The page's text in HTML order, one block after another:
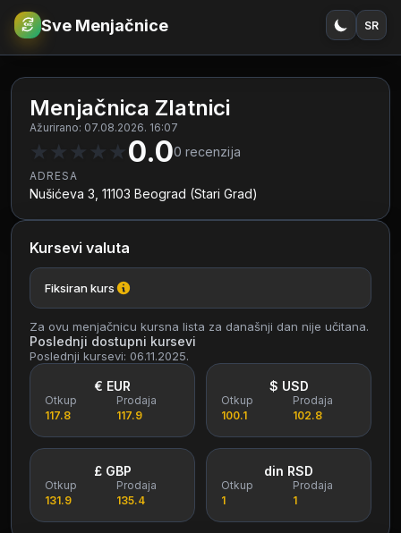
€RSD Sve Menjačnice SR
Menjačnica Zlatnici
Ažurirano: 07.08.2026. 16:07
★ ★ ★ ★ ★0.00 recenzija
ADRESA
Nušićeva 3, 11103 Beograd (Stari Grad)
Kursevi valuta
Fiksiran kurs
Za ovu menjačnicu kursna lista za današnji dan nije učitana.
Poslednji dostupni kursevi
Poslednji kursevi: 06.11.2025.
€ EUR
Otkup
117.8
Prodaja
117.9
$ USD
Otkup
100.1
Prodaja
102.8
£ GBP
Otkup
131.9
Prodaja
135.4
din RSD
Otkup
1
Prodaja
1